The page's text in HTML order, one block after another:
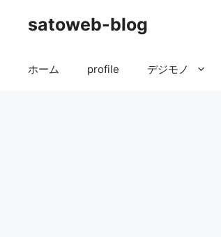
satoweb-blog
ホーム profile デジモノ